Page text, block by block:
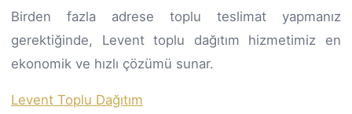
Birden fazla adrese toplu teslimat yapmanız
gerektiğinde, Levent toplu dağıtım hizmetimiz en
ekonomik ve hızlı çözümü sunar.
Levent Toplu Dağıtım